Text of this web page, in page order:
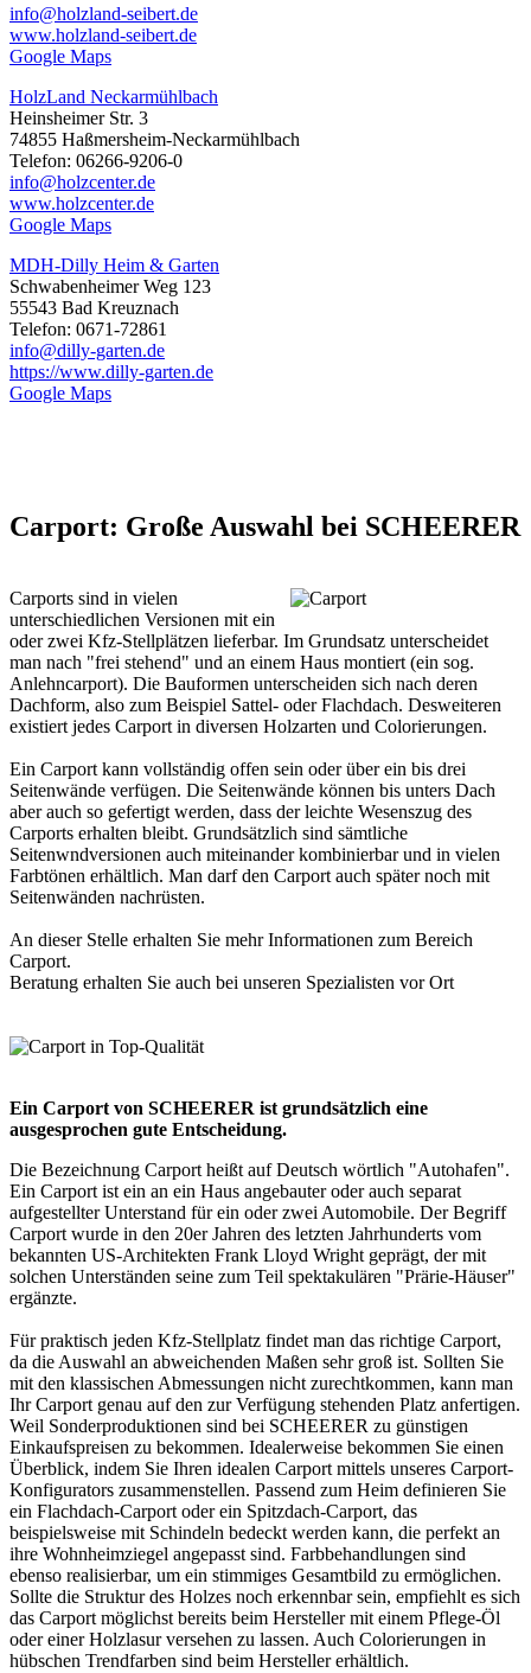
info@holzland-seibert.de
www.holzland-seibert.de
Google Maps
HolzLand Neckarmühlbach
Heinsheimer Str. 3
74855 Haßmersheim-Neckarmühlbach
Telefon: 06266-9206-0
info@holzcenter.de
www.holzcenter.de
Google Maps
MDH-Dilly Heim & Garten
Schwabenheimer Weg 123
55543 Bad Kreuznach
Telefon: 0671-72861
info@dilly-garten.de
https://www.dilly-garten.de
Google Maps
Carport: Große Auswahl bei SCHEERER
Carports sind in vielen
unterschiedlichen Versionen mit ein
oder zwei Kfz-Stellplätzen lieferbar. Im Grundsatz unterscheidet
man nach "frei stehend" und an einem Haus montiert (ein sog.
Anlehncarport). Die Bauformen unterscheiden sich nach deren
Dachform, also zum Beispiel Sattel- oder Flachdach. Desweiteren
existiert jedes Carport in diversen Holzarten und Colorierungen.
Ein Carport kann vollständig offen sein oder über ein bis drei
Seitenwände verfügen. Die Seitenwände können bis unters Dach
aber auch so gefertigt werden, dass der leichte Wesenszug des
Carports erhalten bleibt. Grundsätzlich sind sämtliche
Seitenwndversionen auch miteinander kombinierbar und in vielen
Farbtönen erhältlich. Man darf den Carport auch später noch mit
Seitenwänden nachrüsten.
An dieser Stelle erhalten Sie mehr Informationen zum Bereich
Carport.
Beratung erhalten Sie auch bei unseren Spezialisten vor Ort
Ein Carport von SCHEERER ist grundsätzlich eine
ausgesprochen gute Entscheidung.
Die Bezeichnung Carport heißt auf Deutsch wörtlich "Autohafen".
Ein Carport ist ein an ein Haus angebauter oder auch separat
aufgestellter Unterstand für ein oder zwei Automobile. Der Begriff
Carport wurde in den 20er Jahren des letzten Jahrhunderts vom
bekannten US-Architekten Frank Lloyd Wright geprägt, der mit
solchen Unterständen seine zum Teil spektakulären "Prärie-Häuser"
ergänzte.
Für praktisch jeden Kfz-Stellplatz findet man das richtige Carport,
da die Auswahl an abweichenden Maßen sehr groß ist. Sollten Sie
mit den klassischen Abmessungen nicht zurechtkommen, kann man
IhrCarport genau auf den zur Verfügung stehenden Platz anfertigen.
Weil Sonderproduktionen sind bei SCHEERER zu günstigen
Einkaufspreisen zu bekommen. Idealerweise bekommen Sie einen
Überblick, indem Sie Ihren idealen Carport mittels unseres Carport-
Konfigurators zusammenstellen. Passend zum Heim definieren Sie
ein Flachdach-Carport oder ein Spitzdach-Carport, das
beispielsweise mit Schindeln bedeckt werden kann, die perfekt an
ihre Wohnheimziegel angepasst sind. Farbbehandlungen sind
ebenso realisierbar, um ein stimmiges Gesamtbild zu ermöglichen.
Sollte die Struktur des Holzes noch erkennbar sein, empfiehlt es sich
das Carport möglichst bereits beim Hersteller mit einem Pflege-Öl
oder einer Holzlasur versehen zu lassen. Auch Colorierungen in
hübschen Trendfarben sind beim Hersteller erhältlich.